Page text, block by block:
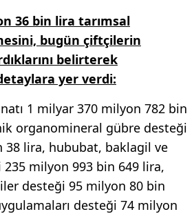
36 bin lira tarımsal
bugün çiftçilerin
belirterek
yer verdi:
1 milyar 370 milyon 782 bin
organomineral gübre desteği
38 lira, hububat, baklagil ve
235 milyon 993 bin 649 lira,
desteği 95 milyon 80 bin
desteği 74 milyon